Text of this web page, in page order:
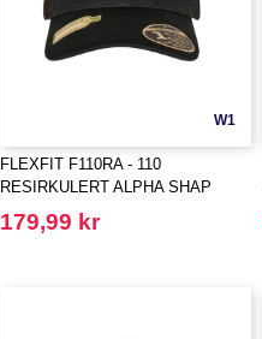
W1
FLEXFIT F110RA - 110
RESIRKULERT ALPHA SHAP
TRUCKER
179,99 kr